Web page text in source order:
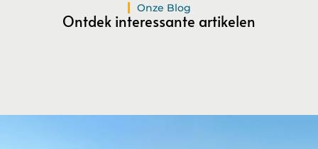
Onze Blog
Ontdek interessante artikelen